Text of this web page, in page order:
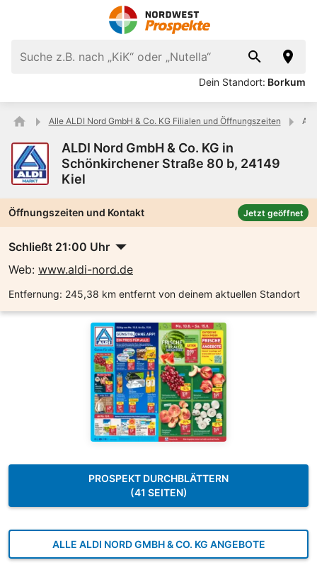
Dein Standort: Borkum
Alle ALDI Nord GmbH & Co. KG Filialen und Öffnungszeiten
ALDI Nord GmbH & Co. KG in
Schönkirchener Straße 80 b, 24149
Kiel
Öffnungszeiten und Kontakt Jetzt geöffnet
Schließt 21:00 Uhr
Web: www.aldi-nord.de
Entfernung: 245,38 km entfernt von deinem aktuellen Standort
PROSPEKT DURCHBLÄTTERN
(41 SEITEN)
ALLE ALDI NORD GMBH & CO. KG ANGEBOTE